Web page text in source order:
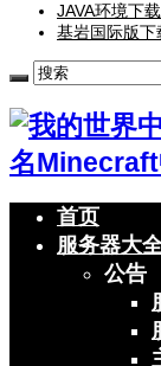
JAVA环境下载
基岩国际版下
名
首页
服务器大
公告